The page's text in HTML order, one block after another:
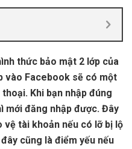
thức bảo mật 2 lớp của
vào Facebook sẽ có một
Khi bạn nhập đúng
mới đăng nhập được. Đây
vệ tài khoản nếu có lỡ bị lộ
cũng là điểm yếu nếu